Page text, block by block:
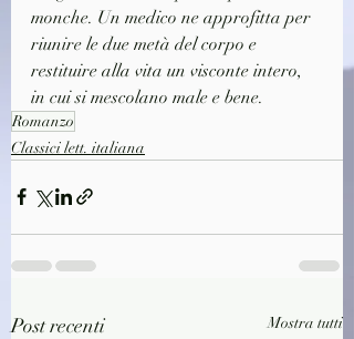
monche. Un medico ne approfitta per
riunire le due metà del corpo e
restituire alla vita un visconte intero,
in cui si mescolano male e bene.
Romanzo
Classici lett. italiana
Post recenti Mostra tutti